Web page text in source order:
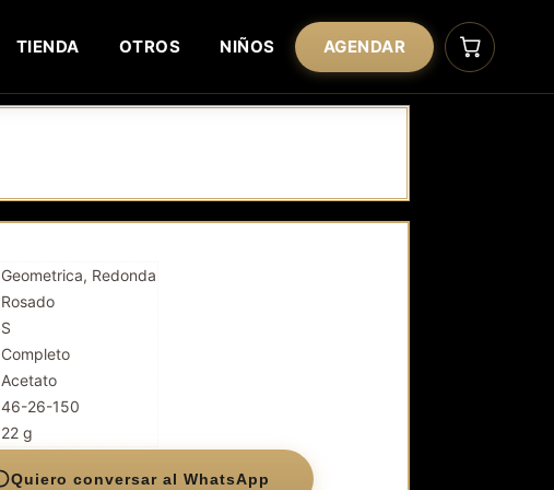
TIENDA OTROS NIÑOS AGENDAR
Geometrica, Redonda
Rosado
S
Completo
Acetato
46-26-150
22 g
Quiero conversar al WhatsApp